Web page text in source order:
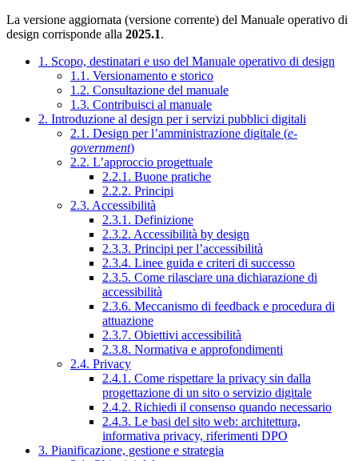
La versione aggiornata (versione corrente) del Manuale operativo di
design corrisponde alla 2025.1.
1. Scopo, destinatari e uso del Manuale operativo di design
1.1. Versionamento e storico
1.2. Consultazione del manuale
1.3. Contribuisci al manuale
2. Introduzione al design per i servizi pubblici digitali
2.1. Design per l’amministrazione digitale (e-
government)
2.2. L’approccio progettuale
2.2.1. Buone pratiche
2.2.2. Principi
2.3. Accessibilità
2.3.1. Definizione
2.3.2. Accessibilità by design
2.3.3. Principi per l’accessibilità
2.3.4. Linee guida e criteri di successo
2.3.5. Come rilasciare una dichiarazione di
accessibilità
2.3.6. Meccanismo di feedback e procedura di
attuazione
2.3.7. Obiettivi accessibilità
2.3.8. Normativa e approfondimenti
2.4. Privacy
2.4.1. Come rispettare la privacy sin dalla
progettazione di un sito o servizio digitale
2.4.2. Richiedi il consenso quando necessario
2.4.3. Le basi del sito web: architettura,
informativa privacy, riferimenti DPO
3. Pianificazione, gestione e strategia